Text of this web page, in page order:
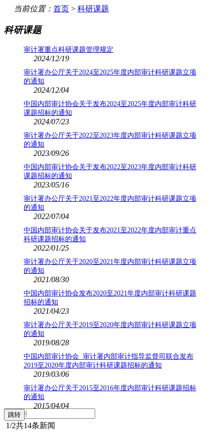
当前位置： 首页 > 科研课题
科研课题
审计署重点科研课题管理规定
2024/12/19
审计署办公厅关于2024至2025年度内部审计科研课题立项
的通知
2024/12/04
中国内部审计协会关于发布2024至2025年度内部审计科研
课题招标的通知
2024/07/23
审计署办公厅关于2022至2023年度内部审计科研课题立项
的通知
2023/09/26
中国内部审计协会关于发布2022至2023年度内部审计科研
课题招标的通知
2023/05/16
审计署办公厅关于2021至2022年度内部审计科研课题立项
的通知
2022/07/04
中国内部审计协会关于发布2021至2022年度内部审计重点
科研课题招标的通知
2022/01/25
审计署办公厅关于2020至2021年度内部审计科研课题立项
的通知
2021/08/30
中国内部审计协会发布2020至2021年度内部审计科研课题
招标的通知
2021/04/23
审计署办公厅关于2019至2020年度内部审计科研课题立项
的通知
2019/08/28
中国内部审计协会 审计署内部审计指导监督司联合发布
2019至2020年度内部审计科研课题招标的通知
2019/03/06
审计署办公厅关于2015至2016年度内部审计科研课题招标
的通知
2015/04/04
1/2共14条新闻